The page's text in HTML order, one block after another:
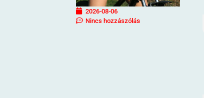
2026-08-06
Nincs hozzászólás